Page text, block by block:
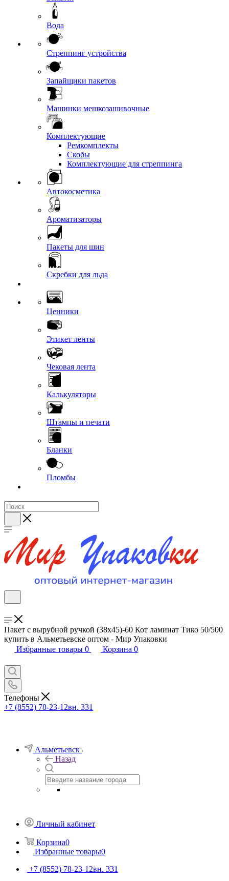
Вода
Стреппинг устройства
Запайщики пакетов
Машинки мешкозашивочные
Комплектующие
Ремкомплекты
Скобы
Комплектующие для стреппинга
Автокосметика
Ароматизаторы
Пакеты для шин
Скребки для льда
Ценники
Этикет ленты
Чековая лента
Калькуляторы
Штампы и печати
Бланки
Пломбы
Пакет с вырубной ручкой (38х45)-60 Кот ламинат Тико 50/500
купить в Альметьевске оптом - Мир Упаковки
Избранные товары 0 Корзина 0
Телефоны
+7 (8552) 78-23-12вн. 331
Альметьевск
Назад
Личный кабинет
Корзина0
Избранные товары0
+7 (8552) 78-23-12вн. 331